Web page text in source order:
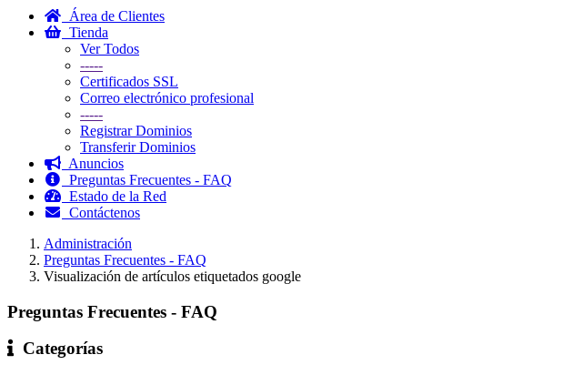
Área de Clientes
Tienda
Ver Todos
-----
Certificados SSL
Correo electrónico profesional
-----
Registrar Dominios
Transferir Dominios
Anuncios
Preguntas Frecuentes - FAQ
Estado de la Red
Contáctenos
Administración
Preguntas Frecuentes - FAQ
Visualización de artículos etiquetados google
Preguntas Frecuentes - FAQ
Categorías